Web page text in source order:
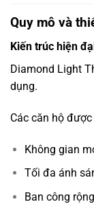
Quy mô và
Kiến trúc hiện
Diamond Light
dụng.
Các căn hộ
Không gian
Tối đa ánh
Ban công